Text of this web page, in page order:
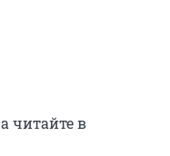
читайте в